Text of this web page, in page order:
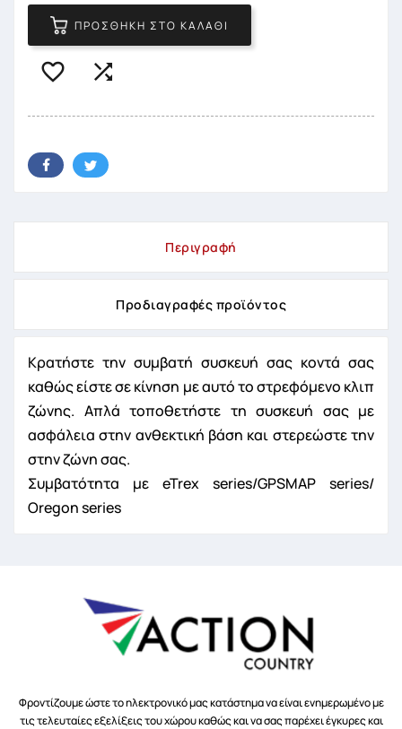
ΠΡΟΣΘΉΚΗ ΣΤΟ ΚΑΛΆΘΙ
 
Περιγραφή
Προδιαγραφές προϊόντος
Κρατήστε την συμβατή συσκευή σας κοντά σας
καθώς είστε σε κίνηση με αυτό το στρεφόμενο κλιπ
ζώνης. Απλά τοποθετήστε τη συσκευή σας με
ασφάλεια στην ανθεκτική βάση και στερεώστε την
στην ζώνη σας.
Συμβατότητα με eTrex series/GPSMAP series/
Oregon series
Φροντίζουμε ώστε το ηλεκτρονικό μας κατάστημα να είναι ενημερωμένο με
τις τελευταίες εξελίξεις του χώρου καθώς και να σας παρέχει έγκυρες και